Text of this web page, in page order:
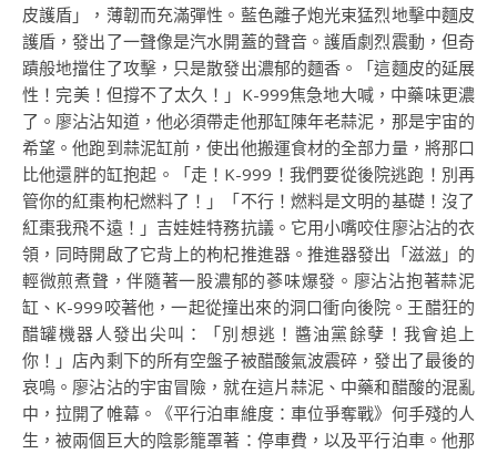
皮護盾」，薄韌而充滿彈性。藍色離子炮光束猛烈地擊中麵皮
護盾，發出了一聲像是汽水開蓋的聲音。護盾劇烈震動，但奇
蹟般地擋住了攻擊，只是散發出濃郁的麵香。「這麵皮的延展
性！完美！但撐不了太久！」K-999焦急地大喊，中藥味更濃
了。廖沾沾知道，他必須帶走他那缸陳年老蒜泥，那是宇宙的
希望。他跑到蒜泥缸前，使出他搬運食材的全部力量，將那口
比他還胖的缸抱起。「走！K-999！我們要從後院逃跑！別再
管你的紅棗枸杞燃料了！」「不行！燃料是文明的基礎！沒了
紅棗我飛不遠！」吉娃娃特務抗議。它用小嘴咬住廖沾沾的衣
領，同時開啟了它背上的枸杞推進器。推進器發出「滋滋」的
輕微煎煮聲，伴隨著一股濃郁的蔘味爆發。廖沾沾抱著蒜泥
缸、K-999咬著他，一起從撞出來的洞口衝向後院。王醋狂的
醋罐機器人發出尖叫：「別想逃！醬油黨餘孽！我會追上
你！」店內剩下的所有空盤子被醋酸氣波震碎，發出了最後的
哀鳴。廖沾沾的宇宙冒險，就在這片蒜泥、中藥和醋酸的混亂
中，拉開了帷幕。《平行泊車維度：車位爭奪戰》何手殘的人
生，被兩個巨大的陰影籠罩著：停車費，以及平行泊車。他那